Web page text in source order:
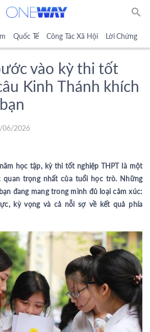
search
Quốc Tế Công Tác Xã Hội Lời Chứng
vào kỳ thi tốt
Kinh Thánh khích
06/2026
học tập, kỳ thi tốt nghiệp THPT là một
quan trọng nhất của tuổi học trò. Những
đang mang trong mình đủ loại cảm xúc:
kỳ vọng và cả nỗi sợ về kết quả phía